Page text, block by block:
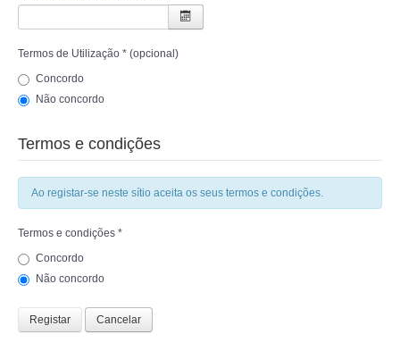
Termos de Utilização * (opcional)
Concordo
Não concordo
Termos e condições
Ao registar-se neste sítio aceita os seus termos e condições.
Termos e condições *
Concordo
Não concordo
Registar Cancelar